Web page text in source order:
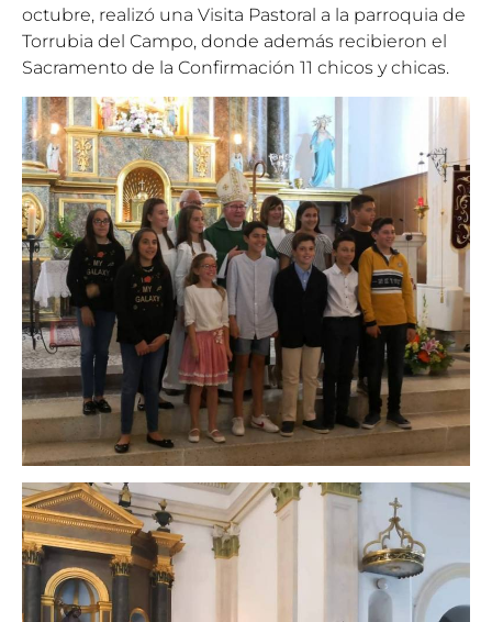
octubre, realizó una Visita Pastoral a la parroquia de
Torrubia del Campo, donde además recibieron el
Sacramento de la Confirmación 11 chicos y chicas.